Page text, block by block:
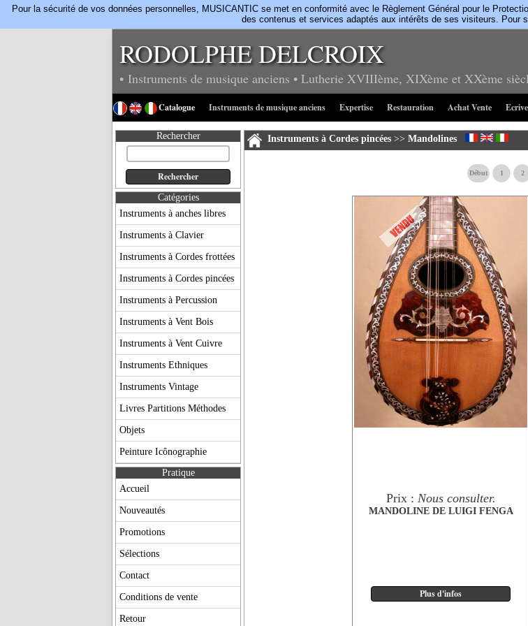
Pour la sécurité de vos données personnelles, MUSICANTIC se met en conformité avec le Règlement Général pour le
des contenus et services adaptés aux intérêts de ses visiteurs. Pour
RODOLPHE DELCROIX
• Instruments de musique anciens • Lutherie XVIIIème, XIXème et XXème
Catalogue Instruments de musique anciens Expertise Restauration Achat Vente
Rechercher
Catégories
Instruments à anches libres
Instruments à Clavier
Instruments à Cordes frottées
Instruments à Cordes pincées
Instruments à Percussion
Instruments à Vent Bois
Instruments à Vent Cuivre
Instruments Ethniques
Instruments Vintage
Livres Partitions Méthodes
Objets
Peinture Icônographie
Pratique
Accueil
Nouveautés
Promotions
Sélections
Contact
Conditions de vente
Retour
Instruments à Cordes pincées>> Mandolines
Début 1 2
Prix : Nous consulter.
MANDOLINE DE LUIGI FENGA